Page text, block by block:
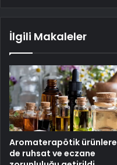
İlgili Makaleler
Aromaterapötik ürünlere
de ruhsat ve eczane